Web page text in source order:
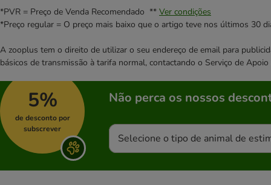
*PVR = Preço de Venda Recomendado ** Ver condições
*Preço regular = O preço mais baixo que o artigo teve nos últimos 30
A zooplus tem o direito de utilizar o seu endereço de email para
básicos de transmissão à tarifa normal, contactando o Serviço de
5%
de desconto por
subscrever
Não perca os nossos
Selecione o tipo de animal de